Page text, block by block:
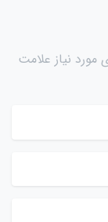
نیاز علامت